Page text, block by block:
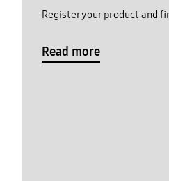
Register your product and
Read more